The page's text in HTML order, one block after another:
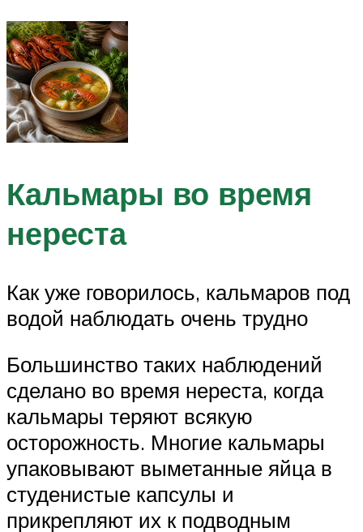
Кальмары во время
нереста
Как уже говорилось, кальмаров под
водой наблюдать очень трудно
Большинство таких наблюдений
сделано во время нереста, когда
кальмары теряют всякую
осторожность. Многие кальмары
упаковывают выметанные яйца в
студенистые капсулы и
прикрепляют их к подводным